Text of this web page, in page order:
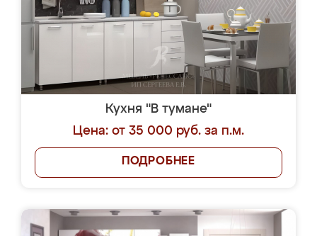
Кухня "В тумане"
Цена: от 35 000 руб. за п.м.
ПОДРОБНЕЕ